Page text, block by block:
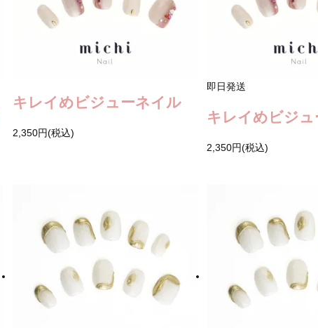
キレイめビジューネイル
2,350円(税込)
即日発送
キレイめビジ
2,350円(税込)